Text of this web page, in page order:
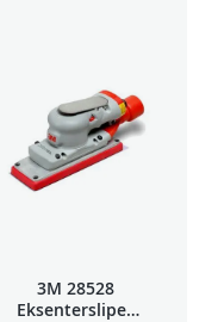
3M 28528
Eksentersliper